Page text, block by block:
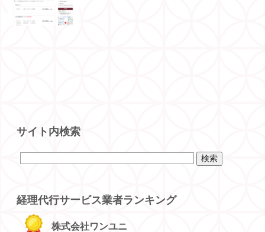
サイト内検索
経理代行サービス業者ランキング
株式会社ワンユニ